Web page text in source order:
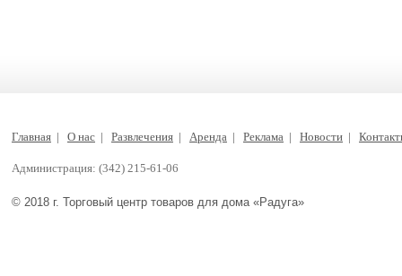
Администрация: (342) 215-61-06
© 2018 г. Торговый центр товаров для дома «Радуга»
Главная | О нас | Развлечения | Аренда | Реклама | Новости |